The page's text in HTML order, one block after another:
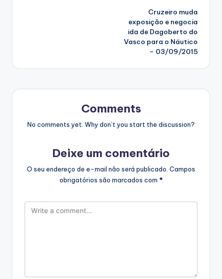
Cruzeiro muda
exposição e negocia
ida de Dagoberto do
Vasco para o Náutico
– 03/09/2015
Comments
No comments yet. Why don’t you start the discussion?
Deixe um comentário
O seu endereço de e-mail não será publicado. Campos
obrigatórios são marcados com *